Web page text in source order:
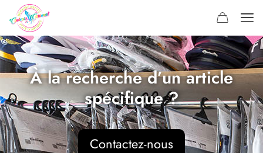
À la recherche d’un article
spécifique ?
Contactez-nous